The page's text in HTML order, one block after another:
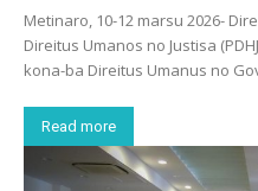
Metinaro, 10-12 marsu 2026-
Direitus Umanos no Justisa
kona-ba Direitus Umanus no
Read more